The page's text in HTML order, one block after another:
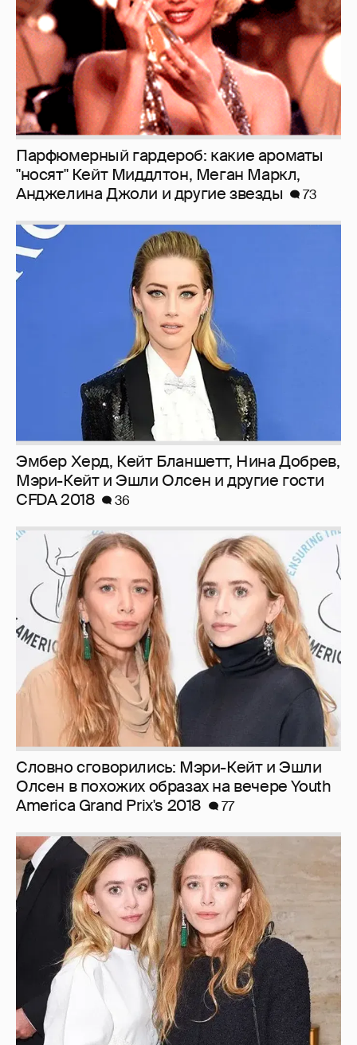
Парфюмерный гардероб: какие ароматы
"носят" Кейт Миддлтон, Меган Маркл,
Анджелина Джоли и другие звезды
73
Эмбер Херд, Кейт Бланшетт, Нина Добрев,
Мэри-Кейт и Эшли Олсен и другие гости
CFDA 2018
36
Словно сговорились: Мэри-Кейт и Эшли
Олсен в похожих образах на вечере Youth
America Grand Prix's 2018
77